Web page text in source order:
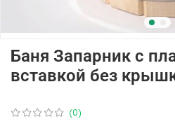
(0)
Баня Запарник с
вставкой без